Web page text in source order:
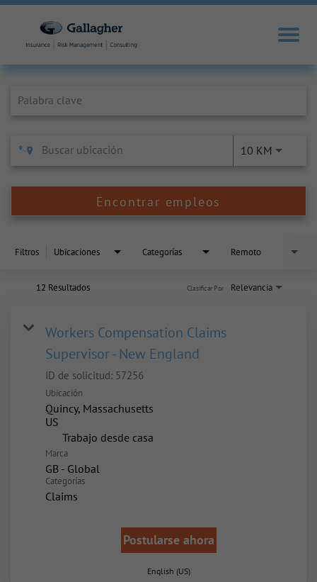
10 KM
Encontrar empleos
Filtros Ubicaciones Categorías Remoto
12 Resultados Relevancia
Clasificar Por
Workers Compensation Claims
Supervisor - New England
ID de solicitud: 57256
Ubicación
Quincy, Massachusetts
inicio
Trabajo desde casa
Marca
GB - Global
Categorías
Claims
Postularse ahora
English (US)